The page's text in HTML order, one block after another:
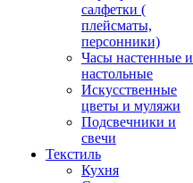
салфетки (
плейсматы,
персонники)
Часы настенные и
настольные
Искусственные
цветы и муляжи
Подсвечники и
свечи
Текстиль
Кухня